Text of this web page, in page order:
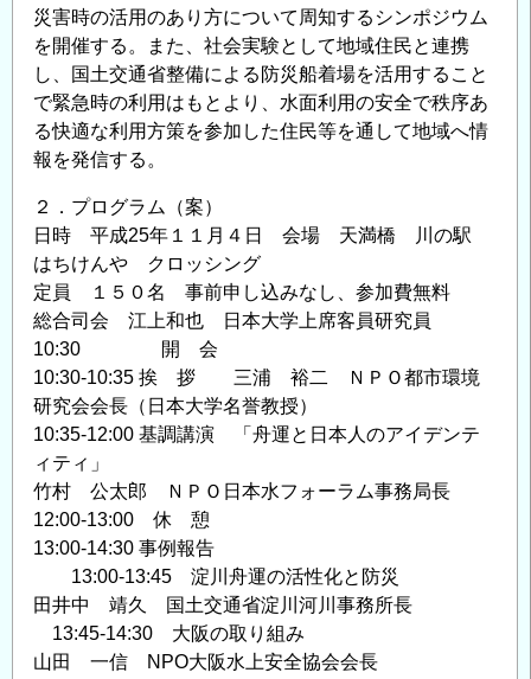
災害時の活用のあり方について周知するシンポジウム
を開催する。また、社会実験として地域住民と連携
し、国土交通省整備による防災船着場を活用すること
で緊急時の利用はもとより、水面利用の安全で秩序あ
る快適な利用方策を参加した住民等を通して地域へ情
報を発信する。
２．プログラム（案）
日時 平成25年１１月４日 会場 天満橋 川の駅
はちけんや クロッシング
定員 １５０名 事前申し込みなし、参加費無料
総合司会 江上和也 日本大学上席客員研究員
10:30 開 会
10:30-10:35 挨 拶 三浦 裕二 ＮＰＯ都市環境
研究会会長（日本大学名誉教授）
10:35-12:00 基調講演 「舟運と日本人のアイデンテ
ィティ」
竹村 公太郎 ＮＰＯ日本水フォーラム事務局長
12:00-13:00 休 憩
13:00-14:30 事例報告
13:00-13:45 淀川舟運の活性化と防災
田井中 靖久 国土交通省淀川河川事務所長
13:45-14:30 大阪の取り組み
山田 一信 NPO大阪水上安全協会会長